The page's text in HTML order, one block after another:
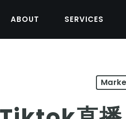
ABOUT SERVICES